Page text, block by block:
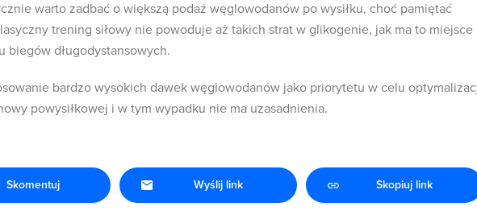
warto zadbać o większą podaż węglowodanów po wysiłku, choć pamiętać
trening siłowy nie powoduje aż takich strat w glikogenie, jak ma to miejsce
biegów długodystansowych.
bardzo wysokich dawek węglowodanów jako priorytetu w celu
powysiłkowej i w tym wypadku nie ma uzasadnienia.
Skomentuj Wyślij link Skopiuj link